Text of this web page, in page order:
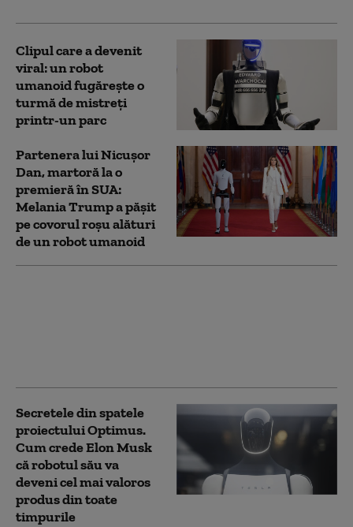
Clipul care a devenit
viral: un robot
umanoid fugărește o
turmă de mistreți
printr-un parc
Partenera lui Nicușor
Dan, martoră la o
premieră în SUA:
Melania Trump a pășit
pe covorul roșu alături
de un robot umanoid
Secretele din spatele
proiectului Optimus.
Cum crede Elon Musk
că robotul său va
deveni cel mai valoros
produs din toate
timpurile